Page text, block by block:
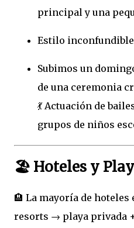
principal y una
Estilo
Subimos un
de una ceremonia
💃 Actuación de
grupos de niños
🏖️ Hoteles y
🏨 La mayoría de
resorts → playa privada